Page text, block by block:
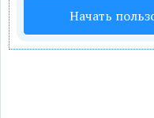
Начать